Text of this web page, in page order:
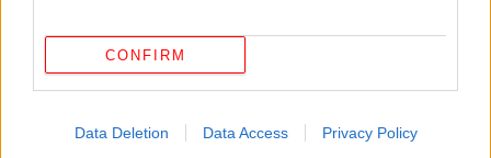
CONFIRM
Data Deletion Data Access Privacy Policy